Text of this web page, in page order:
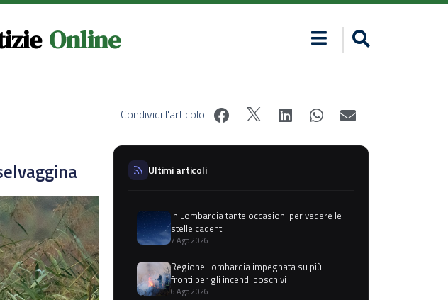
Online
Condividi l'articolo:
Ultimi articoli
In Lombardia tante occasioni per vedere le
stelle cadenti
7 Ago 2026
Regione Lombardia impegnata su più
fronti per gli incendi boschivi
6 Ago 2026